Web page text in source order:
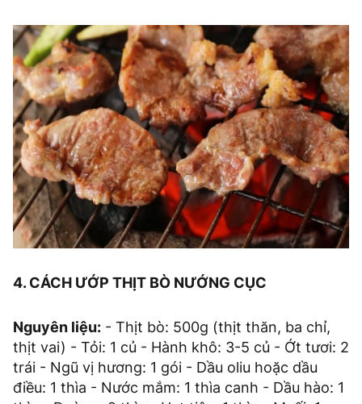
4. CÁCH ƯỚP THỊT BÒ NƯỚNG CỤC
Nguyên liệu: - Thịt bò: 500g (thịt thăn, ba chỉ,
thịt vai) - Tỏi: 1 củ - Hành khô: 3-5 củ - Ớt tươi: 2
trái - Ngũ vị hương: 1 gói - Dầu oliu hoặc dầu
điều: 1 thìa - Nước mắm: 1 thìa canh - Dầu hào: 1